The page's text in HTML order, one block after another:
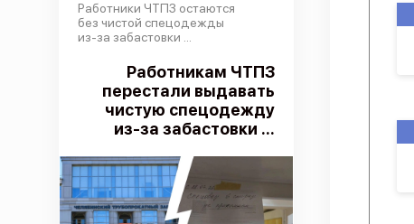
Работники ЧТПЗ остаются
без чистой спецодежды
из-за забастовки ...
Работникам ЧТПЗ
перестали выдавать
чистую спецодежду
из-за забастовки ...